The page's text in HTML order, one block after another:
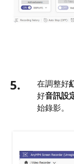
5. 在調整好
好音訊設
始錄影。